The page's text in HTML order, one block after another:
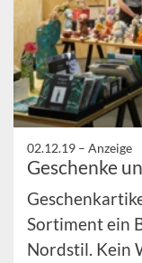
02.12.19 – Anzeige
Geschenke
Sortiment ein
Nordstil. Kein